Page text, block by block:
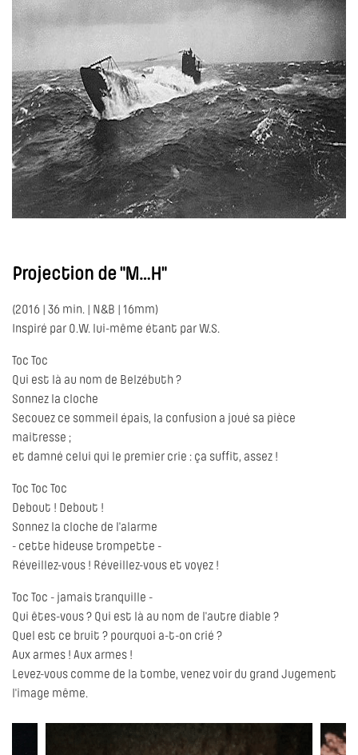
Projection de "M…H"
(2016 | 36 min. | N&B | 16mm)
Inspiré par O.W. lui-même étant par W.S.
Toc Toc
Qui est là au nom de Belzébuth ?
Sonnez la cloche
Secouez ce sommeil épais, la confusion a joué sa pièce
maitresse ;
et damné celui qui le premier crie : ça suffit, assez !
Toc Toc Toc
Debout ! Debout !
Sonnez la cloche de l'alarme
- cette hideuse trompette -
Réveillez-vous ! Réveillez-vous et voyez !
Toc Toc - jamais tranquille -
Qui êtes-vous ? Qui est là au nom de l'autre diable ?
Quel est ce bruit ? pourquoi a-t-on crié ?
Aux armes ! Aux armes !
Levez-vous comme de la tombe, venez voir du grand Jugement
l'image même.